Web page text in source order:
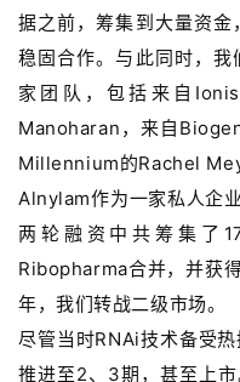
据之前，筹集到大量资
稳固合作。与此同时，
家团队，包括来自
Manoharan，来自
Millennium的Rachel
Alnylam作为一家私人企
两轮融资中共筹集了
Ribopharma合并，并获
年，我们转战二级市场。
尽管当时RNAi技术备受
推进至2、3期，甚至上